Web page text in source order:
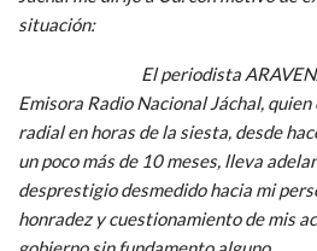
situación:
El periodista ARAVENA
Emisora Radio Nacional Jáchal,
radial en horas de la siesta, desde
un poco más de 10 meses, lleva
desprestigio desmedido hacia mi
honradez y cuestionamiento de mis